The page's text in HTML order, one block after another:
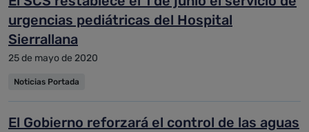
urgencias pediátricas del Hospital
Sierrallana
25 de mayo de 2020
Noticias Portada
El Gobierno reforzará el control de las aguas